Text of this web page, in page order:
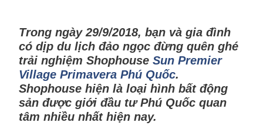
Trong ngày 29/9/2018, bạn và gia đình
có dịp du lịch đảo ngọc đừng quên ghé
trải nghiệm Shophouse Sun Premier
Village Primavera Phú Quốc.
Shophouse hiện là loại hình bất động
sản được giới đầu tư Phú Quốc quan
tâm nhiều nhất hiện nay.